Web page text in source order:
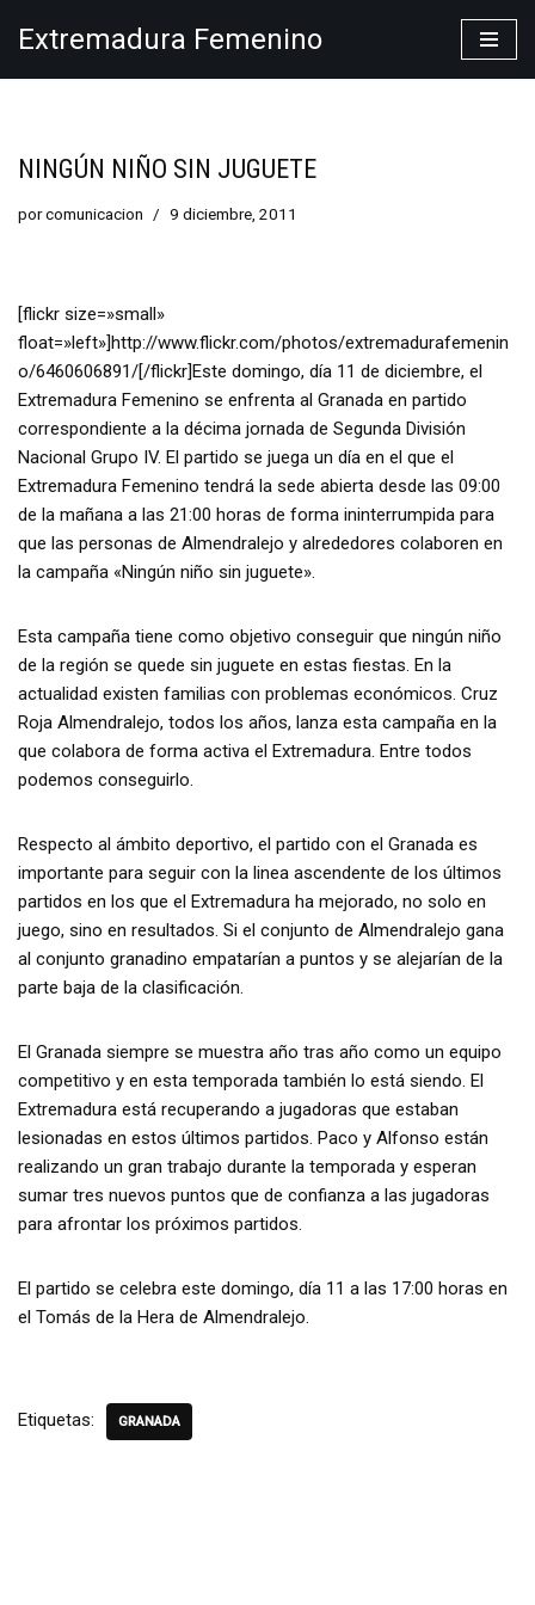
Extremadura Femenino
NINGÚN NIÑO SIN JUGUETE
porcomunicacion 9 diciembre, 2011
[flickr size=»small»
float=»left»]http://www.flickr.com/photos/extremadurafemenin
o/6460606891/[/flickr]Este domingo, día 11 de diciembre, el
Extremadura Femenino se enfrenta al Granada en partido
correspondiente a la décima jornada de Segunda División
Nacional Grupo IV. El partido se juega un día en el que el
Extremadura Femenino tendrá la sede abierta desde las 09:00
de la mañana a las 21:00 horas de forma ininterrumpida para
que las personas de Almendralejo y alrededores colaboren en
la campaña «Ningún niño sin juguete».
Esta campaña tiene como objetivo conseguir que ningún niño
de la región se quede sin juguete en estas fiestas. En la
actualidad existen familias con problemas económicos. Cruz
Roja Almendralejo, todos los años, lanza esta campaña en la
que colabora de forma activa el Extremadura. Entre todos
podemos conseguirlo.
Respecto al ámbito deportivo, el partido con el Granada es
importante para seguir con la linea ascendente de los últimos
partidos en los que el Extremadura ha mejorado, no solo en
juego, sino en resultados. Si el conjunto de Almendralejo gana
al conjunto granadino empatarían a puntos y se alejarían de la
parte baja de la clasificación.
El Granada siempre se muestra año tras año como un equipo
competitivo y en esta temporada también lo está siendo. El
Extremadura está recuperando a jugadoras que estaban
lesionadas en estos últimos partidos. Paco y Alfonso están
realizando un gran trabajo durante la temporada y esperan
sumar tres nuevos puntos que de confianza a las jugadoras
para afrontar los próximos partidos.
El partido se celebra este domingo, día 11 a las 17:00 horas en
el Tomás de la Hera de Almendralejo.
Etiquetas: GRANADA